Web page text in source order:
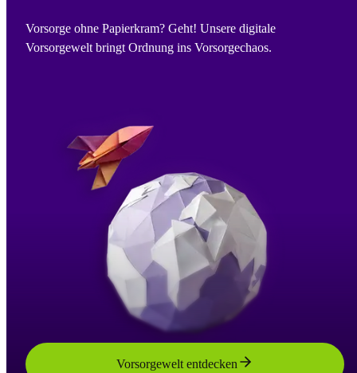
Vorsorge ohne Papierkram? Geht! Unsere digitale
Vorsorgewelt bringt Ordnung ins Vorsorgechaos.
Vorsorgewelt entdecken